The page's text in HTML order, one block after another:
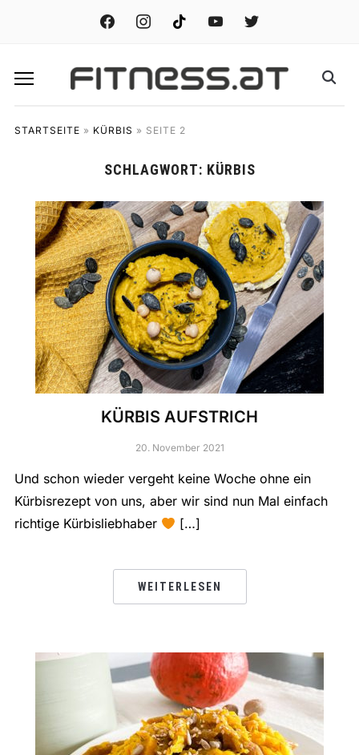
facebook instagramtiktok youtube twitter
STARTSEITE » KÜRBIS » SEITE 2
SCHLAGWORT: KÜRBIS
KÜRBIS AUFSTRICH
20. November 2021
Und schon wieder vergeht keine Woche ohne ein
Kürbisrezept von uns, aber wir sind nun Mal einfach
richtige Kürbisliebhaber
[…]
WEITERLESEN